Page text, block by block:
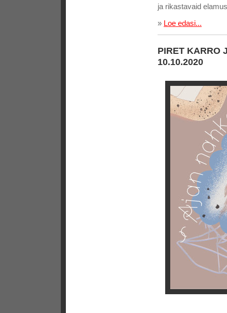
ja rikastavaid
» Loe edasi...
PIRET KARRO
10.10.2020